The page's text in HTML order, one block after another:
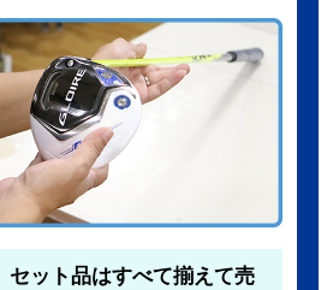
セット品はすべて揃えて売